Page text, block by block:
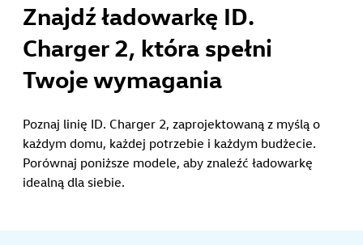
Znajdź ładowarkę ID.
Charger 2, która spełni
Twoje wymagania
Poznaj linię ID. Charger 2, zaprojektowaną z myślą o
każdym domu, każdej potrzebie i każdym budżecie.
Porównaj poniższe modele, aby znaleźć ładowarkę
idealną dla siebie.